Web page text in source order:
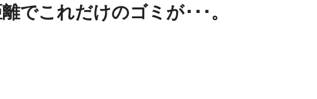
でこれだけのゴミが･･･。